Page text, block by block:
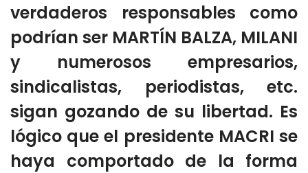
verdaderos responsables como
podrían ser MARTÍN BALZA, MILANI
y numerosos empresarios,
sindicalistas, periodistas, etc.
sigan gozando de su libertad. Es
lógico que el presidente MACRI se
haya comportado de la forma